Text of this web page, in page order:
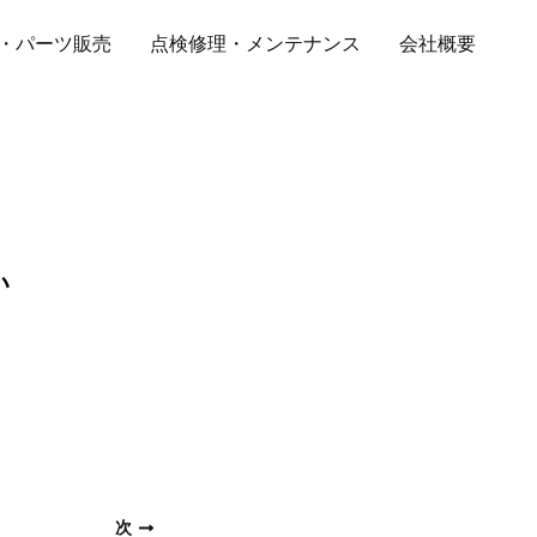
パーツ販売 点検修理・メンテナンス 会社概要
次